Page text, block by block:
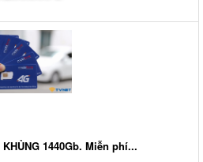
1440Gb. Miễn phí...